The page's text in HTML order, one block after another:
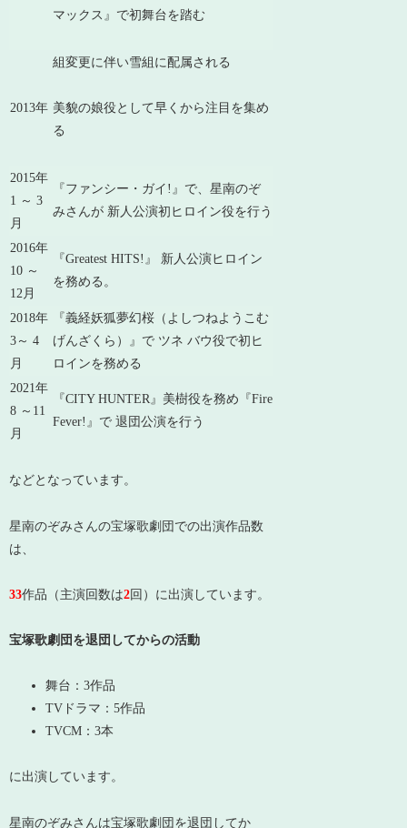
マックス』で初舞台を踏む
2013年
組変更に伴い雪組に配属される
美貌の娘役として早くから注目を集め
る
2015年
1 ～ 3
月
『ファンシー・ガイ!』で、星南のぞ
みさんが 新人公演初ヒロイン役を行う
2016年
10 ～
12月
『Greatest HITS!』 新人公演ヒロイン
を務める。
2018年
3～ 4
月
『義経妖狐夢幻桜（よしつねようこむ
げんざくら）』で ツネ バウ役で初ヒ
ロインを務める
2021年
8 ～11
月
『CITY HUNTER』美樹役を務め『Fire
Fever!』で 退団公演を行う
などとなっています。
星南のぞみさんの宝塚歌劇団での出演作品数
は、
33作品（主演回数は2 回）に出演しています。
宝塚歌劇団を退団してからの活動
舞台：3作品
TVドラマ：5作品
TVCM：3本
に出演しています。
星南のぞみさんは宝塚歌劇団を退団してか